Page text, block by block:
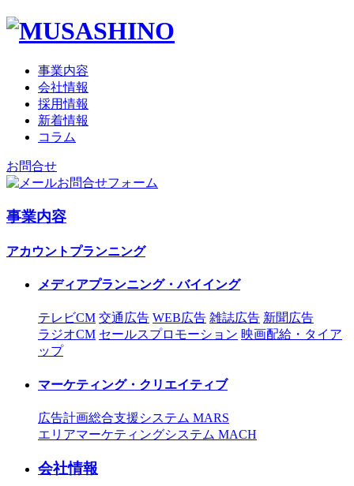
事業内容
会社情報
採用情報
新着情報
コラム
お問合せ
お問合せフォーム
事業内容
アカウントプランニング
メディアプランニング・バイイング
テレビCM 交通広告 WEB広告 雑誌広告 新聞広告
ラジオCM セールスプロモーション 映画配給・タイア
ップ
マーケティング・クリエイティブ
広告計画総合支援システム MARS
エリアマーケティングシステム MACH
会社情報